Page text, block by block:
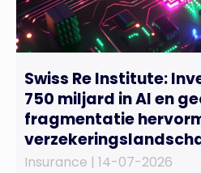
Swiss Re Institute:
750 miljard in AI en
fragmentatie
Insurance | 14-07-2026